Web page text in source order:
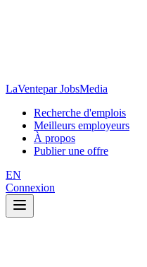
LaVentepar JobsMedia
Recherche d'emplois
Meilleurs employeurs
À propos
Publier une offre
EN
Connexion